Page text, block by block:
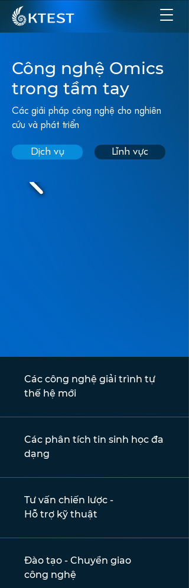
Công nghệ Omics
trong tầm tay
Các giải pháp công nghệ cho nghiên
cứu và phát triển
Dịch vụ Lĩnh vực
Các công nghệ giải trình tự
thế hệ mới
Các phân tích tin sinh học đa
dạng
Tư vấn chiến lược -
Hỗ trợ kỹ thuật
Đào tạo - Chuyển giao
công nghệ